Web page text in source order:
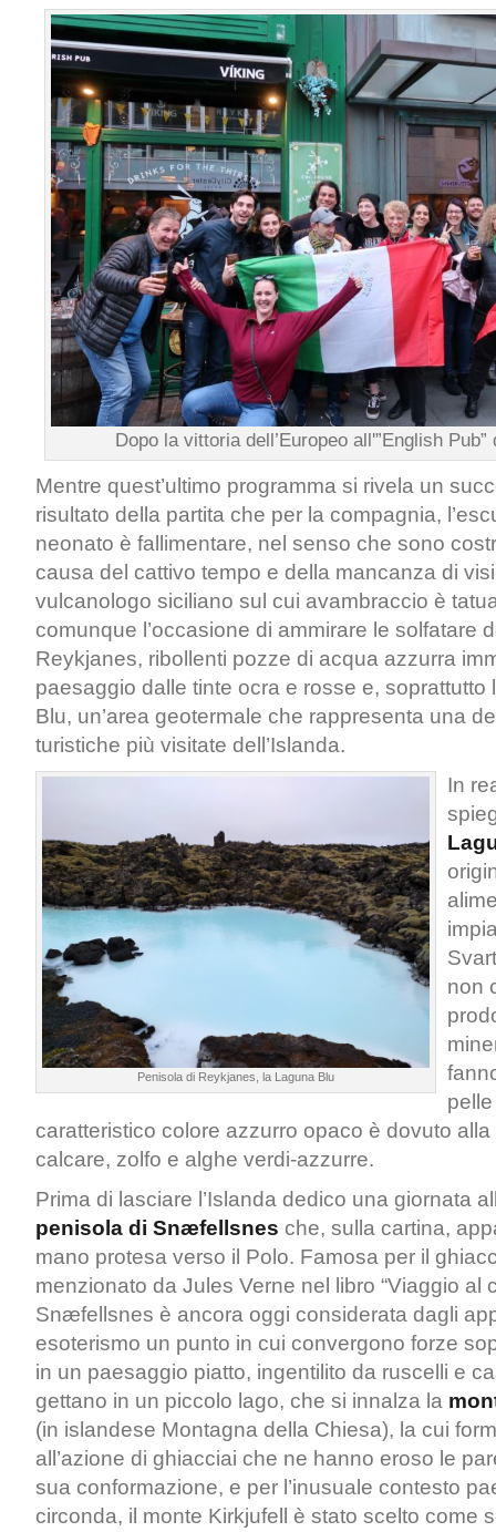
Dopo la vittoria dell’Europeo all'”English
Mentre quest’ultimo programma si rivela un
risultato della partita che per la compagnia,
neonato è fallimentare, nel senso che sono
causa del cattivo tempo e della mancanza di
vulcanologo siciliano sul cui avambraccio è
comunque l’occasione di ammirare le solfatare
Reykjanes, ribollenti pozze di acqua azzurra
paesaggio dalle tinte ocra e rosse e, soprattutto
Blu, un’area geotermale che rappresenta una
turistiche più visitate dell’Islanda.
Penisola di Reykjanes, la Laguna Blu
In
non
caratteristico colore azzurro opaco è dovuto
calcare, zolfo e alghe verdi-azzurre.
Prima di lasciare l’Islanda dedico una giornata
penisola di Snæfellsnes che, sulla cartina,
mano protesa verso il Polo. Famosa per il
menzionato da Jules Verne nel libro “Viaggio al
Snæfellsnes è ancora oggi considerata dagli
esoterismo un punto in cui convergono forze
in un paesaggio piatto, ingentilito da ruscelli e
gettano in un piccolo lago, che si innalza la
(in islandese Montagna della Chiesa), la cui
all’azione di ghiacciai che ne hanno eroso le
sua conformazione, e per l’inusuale contesto
circonda, il monte Kirkjufell è stato scelto come